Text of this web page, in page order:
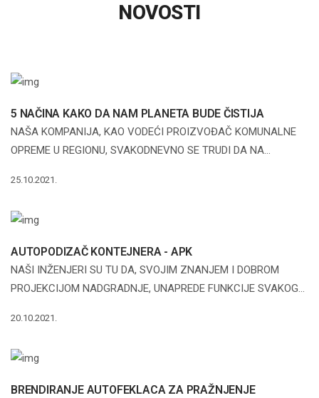
NOVOSTI
5 NAČINA KAKO DA NAM PLANETA BUDE ČISTIJA
NAŠA KOMPANIJA, KAO VODEĆI PROIZVOĐAČ KOMUNALNE
OPREME U REGIONU, SVAKODNEVNO SE TRUDI DA NA...
25.10.2021.
AUTOPODIZAČ KONTEJNERA - APK
NAŠI INŽENJERI SU TU DA, SVOJIM ZNANJEM I DOBROM
PROJEKCIJOM NADGRADNJE, UNAPREDE FUNKCIJE SVAKOG...
20.10.2021.
BRENDIRANJE AUTOFEKLACA ZA PRAŽNJENJE